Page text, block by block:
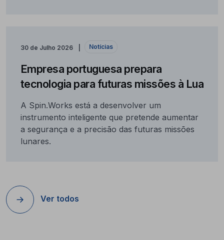
30 de Julho 2026 Notícias
Empresa portuguesa prepara
tecnologia para futuras missões à Lua
A Spin.Works está a desenvolver um
instrumento inteligente que pretende aumentar
a segurança e a precisão das futuras missões
lunares.
Ver todos